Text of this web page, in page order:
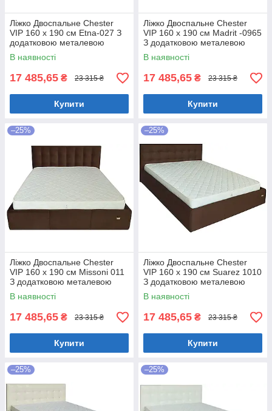
Ліжко Двоспальне Chester
VIP 160 х 190 см Etna-027 З
додатковою металевою
цільнозварною рамою
Коричневий
В наявності
17 485,65 ₴ 23 315 ₴
Купити
Ліжко Двоспальне Chester
VIP 160 х 190 см Madrit -0965
З додатковою металевою
цільнозварною рамою
Фіолетовий
В наявності
17 485,65 ₴ 23 315 ₴
Купити
–25%
Ліжко Двоспальне Chester
VIP 160 х 190 см Missoni 011
З додатковою металевою
цільнозварною рамою
Темно-коричневий
В наявності
17 485,65 ₴ 23 315 ₴
Купити
–25%
Ліжко Двоспальне Chester
VIP 160 х 190 см Suarez 1010
З додатковою металевою
цільнозварною рамою
Коричневий
В наявності
17 485,65 ₴ 23 315 ₴
Купити
–25% –25%